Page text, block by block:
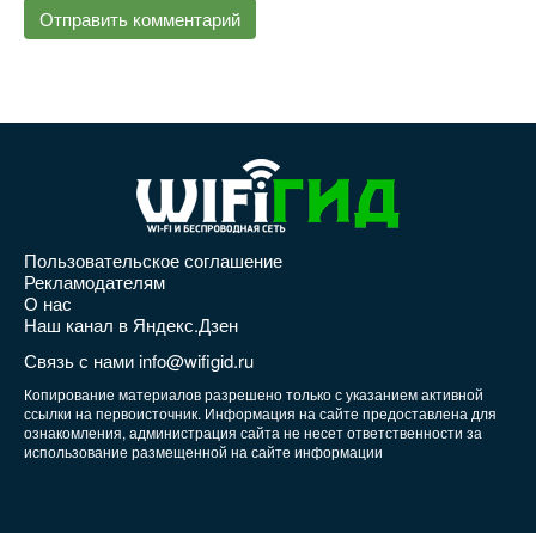
Пользовательское соглашение
Рекламодателям
О нас
Наш канал в Яндекс.Дзен
Связь с нами info@wifigid.ru
Копирование материалов разрешено только с указанием активной
ссылки на первоисточник. Информация на сайте предоставлена для
ознакомления, администрация сайта не несет ответственности за
использование размещенной на сайте информации